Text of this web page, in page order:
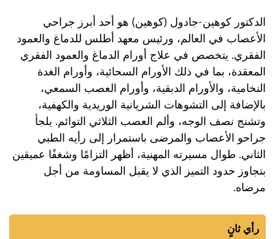
الدكتور كوهين-جادول (كوهين) هو أحد أبرز جراحي
الأعصاب في العالم، ورئيس معهد أطلس للدماغ والعمود
الفقري. يتخصص في علاج أورام الدماغ والعمود الفقري
المعقدة، بما في ذلك الأورام السحائية، وأورام الغدة
النخامية، والأورام الدبقية، وأورام العصب السمعي،
بالإضافة إلى التشوهات الشريانية الوريدية والكهفية،
وتشنج نصف الوجه، وألم العصب الثلاثي التوائم. يلجأ
جراحو الأعصاب والمرضى باستمرار إلى رأيه الطبي
الثاني. طوال مسيرته المهنية، أظهر التزامًا وشغفًا عميقين
بتجاوز حدود التميز الذي لا يقبل المساومة من أجل
مرضاه.
رأي ثانٍ